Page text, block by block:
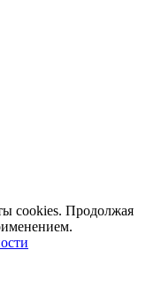
cookies. Продолжая